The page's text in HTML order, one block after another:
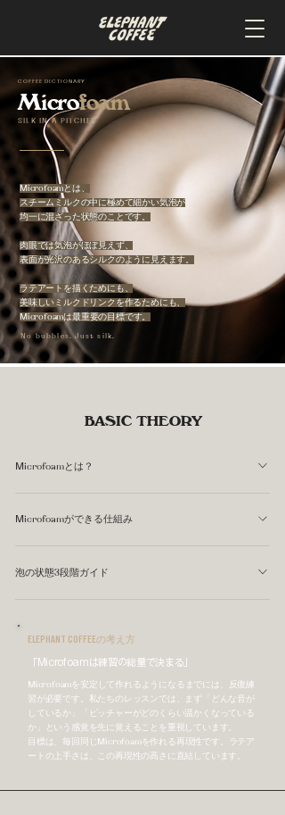
Microfoam
Microfoamとは、
スチームミルクの中に極めて細かい気泡が
均一に混ざった状態のことです。
肉眼では気泡がほぼ見えず、
表面が光沢のあるシルクのように見えます。
ラテアートを描くためにも、
美味しいミルクドリンクを作るためにも、
Microfoamは最重要の目標です。
COFFEE DICTIONARY
SILK IN A PITCHER
No bubbles. Just silk.
BASIC THEORY
Microfoamとは？
てミルクに取り込まれた空気が、ミルクのタンパク質と結
です。泡の粒子が小さいほど、ミルクは滑らかで光沢があ
Microfoamができる仕組み
がミルクに空気を引き込みます。この工程をStretchingと
Rollingです。 Stretchingで取り込んだ粗い泡を、Rolling
によって極限まで細かくすることで、Microfoamが完成し
ます。2つの工程がどちらも正確に行われることが条件で
す。
泡の状態3段階ガイド
ELEPHANT COFFEEの考え方
「Microfoamは練習の総量で決まる」
Microfoamを安定して作れるようになるまでには、反復練
習が必要です。私たちのレッスンでは、まず「どんな音が
しているか」「ピッチャーがどのくらい温かくなっている
か」という感覚を先に覚えることを重視しています。
目標は、毎回同じMicrofoamを作れる再現性です。ラテア
ートの上手さは、この再現性の高さに直結しています。